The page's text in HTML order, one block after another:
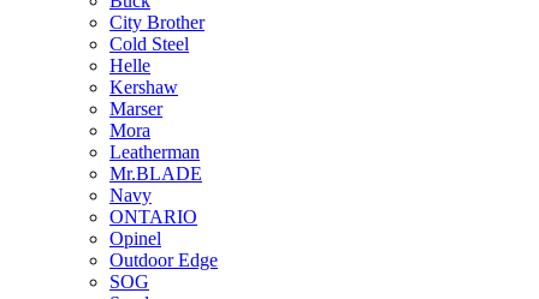
City Brother
Cold Steel
Helle
Kershaw
Marser
Mora
Leatherman
Mr.BLADE
Navy
ONTARIO
Opinel
Outdoor Edge
SOG